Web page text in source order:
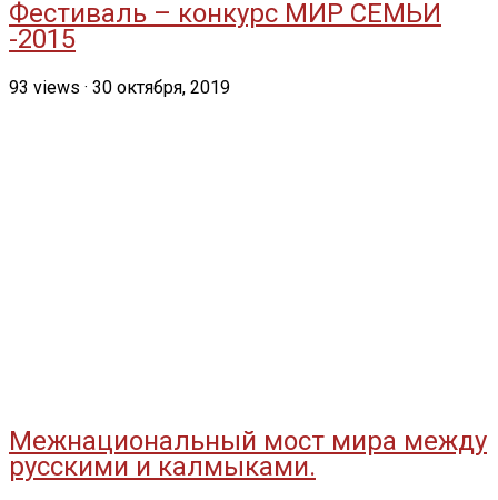
Фестиваль – конкурс МИР СЕМЬИ
-2015
93 views · 30 октября, 2019
Межнациональный мост мира между
русскими и калмыками.